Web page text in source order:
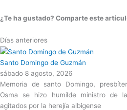
¿Te ha gustado? Comparte este
Días anteriores
Santo Domingo de Guzmán
sábado 8 agosto, 2026
Memoria de santo Domingo,
Osma se hizo humilde ministro de
agitados por la herejía albigense